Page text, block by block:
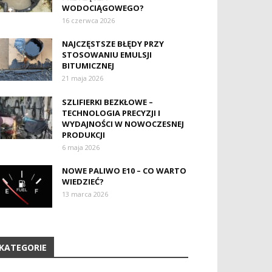
WODOCIĄGOWEGO?
16 czerwca 2026
NAJCZĘSTSZE BŁĘDY PRZY
STOSOWANIU EMULSJI
BITUMICZNEJ
21 maja 2026
SZLIFIERKI BEZKŁOWE –
TECHNOLOGIA PRECYZJI I
WYDAJNOŚCI W NOWOCZESNEJ
PRODUKCJI
6 maja 2026
NOWE PALIWO E10 – CO WARTO
WIEDZIEĆ?
13 marca 2026
KATEGORIE